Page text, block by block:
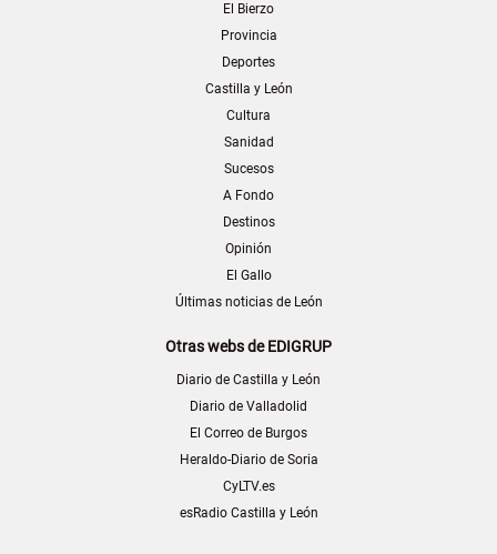
El Bierzo
Provincia
Deportes
Castilla y León
Cultura
Sanidad
Sucesos
A Fondo
Destinos
Opinión
El Gallo
Últimas noticias de León
Otras webs de EDIGRUP
Diario de Castilla y León
Diario de Valladolid
El Correo de Burgos
Heraldo-Diario de Soria
CyLTV.es
esRadio Castilla y León